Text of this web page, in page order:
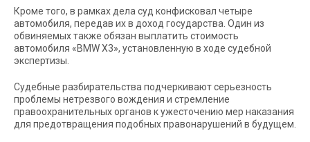
Кроме того, в рамках дела суд конфисковал четыре
автомобиля, передав их в доход государства. Один из
обвиняемых также обязан выплатить стоимость
автомобиля «BMW Х3», установленную в ходе судебной
экспертизы.
Судебные разбирательства подчеркивают серьезность
проблемы нетрезвого вождения и стремление
правоохранительных органов к ужесточению мер наказания
для предотвращения подобных правонарушений в будущем.